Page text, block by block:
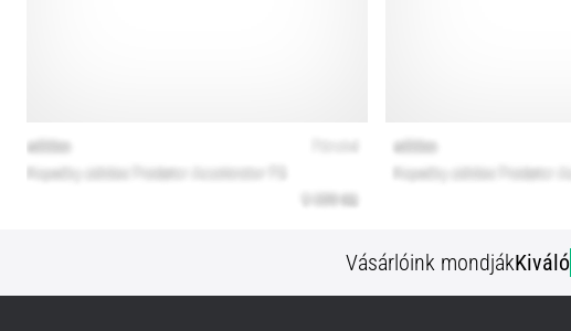
Vásárlóink mondjákKiváló